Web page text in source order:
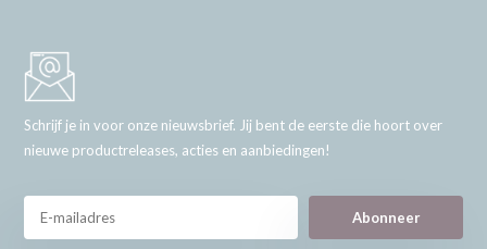
Schrijf je in voor onze nieuwsbrief. Jij bent de eerste die hoort over
nieuwe productreleases, acties en aanbiedingen!
Abonneer